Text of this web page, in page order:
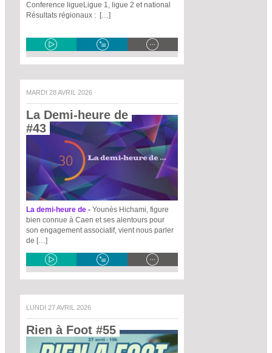
Conference ligueLigue 1, ligue 2 et national
Résultats régionaux : […]
MARDI 28 AVRIL 2026
La Demi-heure de
#43
La demi-heure de - Younès Hichami, figure
bien connue à Caen et ses alentours pour
son engagement associatif, vient nous parler
de […]
LUNDI 27 AVRIL 2026
Rien à Foot #55